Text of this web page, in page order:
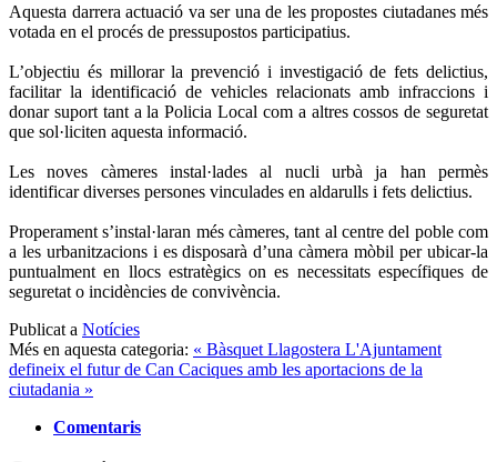
Aquesta darrera actuació va ser una de les propostes ciutadanes més
votada en el procés de pressupostos participatius.
L’objectiu és millorar la prevenció i investigació de fets delictius,
facilitar la identificació de vehicles relacionats amb infraccions i
donar suport tant a la Policia Local com a altres cossos de seguretat
que sol·liciten aquesta informació.
Les noves càmeres instal·lades al nucli urbà ja han permès
identificar diverses persones vinculades en aldarulls i fets delictius.
Properament s’instal·laran més càmeres, tant al centre del poble com
a les urbanitzacions i es disposarà d’una càmera mòbil per ubicar-la
puntualment en llocs estratègics on es necessitats específiques de
seguretat o incidències de convivència.
Publicat a Notícies
Més en aquesta categoria: « Bàsquet Llagostera L'Ajuntament
defineix el futur de Can Caciques amb les aportacions de la
ciutadania »
Comentaris